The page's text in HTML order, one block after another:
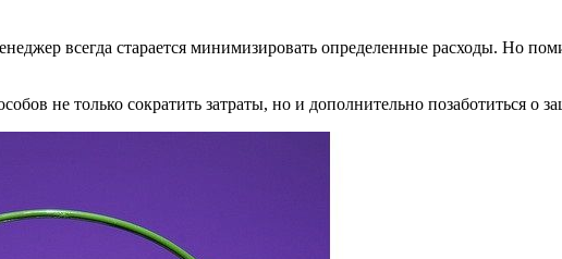
всегда старается минимизировать определенные расходы. Но
не только сократить затраты, но и дополнительно позаботиться о